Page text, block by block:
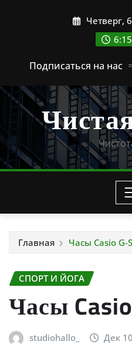
Четверг,
Подписаться на нас
Главная Часы Casio G-
СПОРТ И ЙОГА
Часы
studiohallo_ Дек